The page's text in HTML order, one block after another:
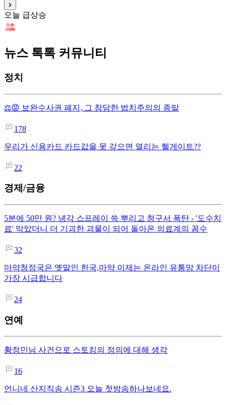
오늘 급상승
뉴스 톡톡 커뮤니티
정치
⚖️😡 보완수사권 폐지, 그 참담한 법치주의의 종말
178
우리가 신용카드 카드값을 못 갚으면 열리는 헬게이트??
22
경제/금융
5분에 50만 원? 냉각 스프레이 쓱 뿌리고 청구서 폭탄 - '도수치
료' 막았더니 더 기괴한 괴물이 되어 돌아온 의료계의 꼼수
32
마약청정국은 옛말인 한국,마약 이제는 온라인 유통망 차단이
가장 시급합니다
24
연예
황정민님 사건으로 스토킹의 정의에 대해 생각
16
언니네 산지직송 시즌3 오늘 첫방송하나보네요.